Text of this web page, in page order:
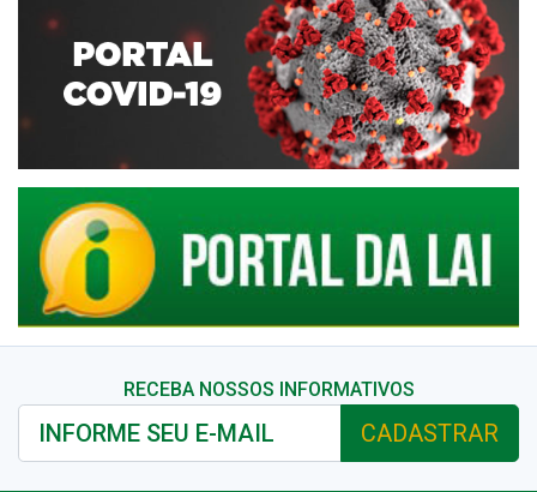
RECEBA NOSSOS INFORMATIVOS
CADASTRAR